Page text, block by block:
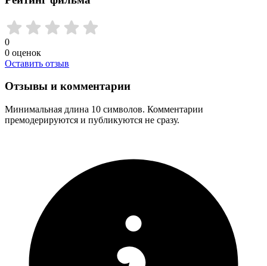
0
0 оценок
Оставить отзыв
Отзывы и комментарии
Минимальная длина 10 символов. Комментарии
премодерируются и публикуются не сразу.